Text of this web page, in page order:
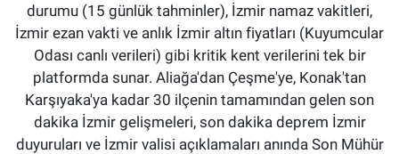
durumu (15 günlük tahminler), İzmir namaz vakitleri,
İzmir ezan vakti ve anlık İzmir altın fiyatları (Kuyumcular
Odası canlı verileri) gibi kritik kent verilerini tek bir
platformda sunar. Aliağa'dan Çeşme'ye, Konak'tan
Karşıyaka'ya kadar 30 ilçenin tamamından gelen son
dakika İzmir gelişmeleri, son dakika deprem İzmir
duyuruları ve İzmir valisi açıklamaları anında Son Mühür